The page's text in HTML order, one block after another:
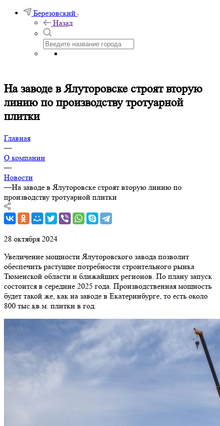
Березовский
Назад
На заводе в Ялуторовске строят вторую
линию по производству тротуарной
плитки
Главная
—
О компании
—
Новости
—На заводе в Ялуторовске строят вторую линию по
производству тротуарной плитки
28 октября 2024
Увеличение мощности Ялуторовского завода позволит
обеспечить растущие потребности строительного рынка
Тюменской области и ближайших регионов. По плану запуск
состоится в середине 2025 года. Производственная мощность
будет такой же, как на заводе в Екатеринбурге, то есть около
800 тыс.кв.м. плитки в год.